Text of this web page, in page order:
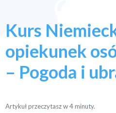
Kurs
opiekunek
– Pogoda i
Artykuł przeczytasz w4 minuty.